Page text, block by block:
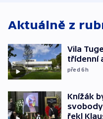
Aktuálně z
Vila
třídenní
před 6h
Knížák
řekl